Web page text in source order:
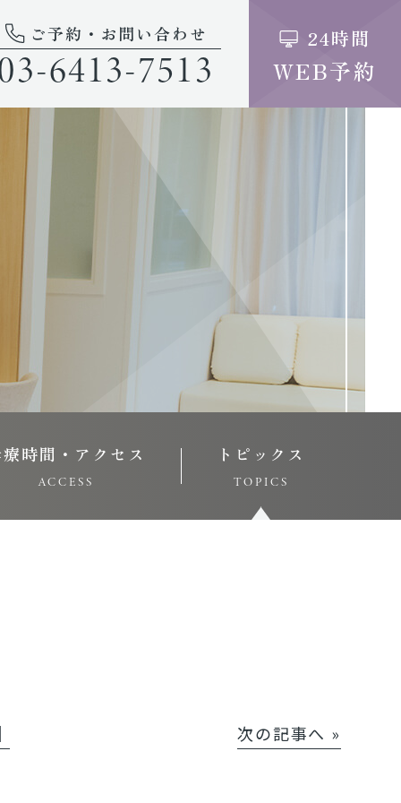
ご予約・お問い合わせ
6413-7513
24時間
WEB予約
時間・アクセス
ACCESS
トピックス
TOPICS
次の記事へ »